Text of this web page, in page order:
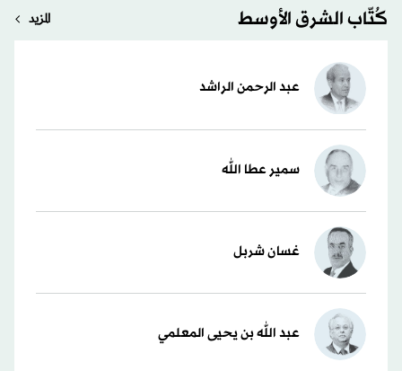
كُتّاب الشرق الأوسط المزيد
عبد الرحمن الراشد
سمير عطا الله
غسان شربل
عبد الله بن يحيى المعلمي